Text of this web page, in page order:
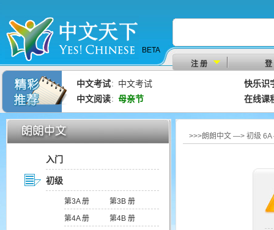
BETA
注 册
登
中文考试： 中文考试
快乐识
中文阅读： 母亲节 在线课
入门
初级
第3A 册
第3B 册
第4A 册
第4B 册
>>>朗朗中文 —> 初级